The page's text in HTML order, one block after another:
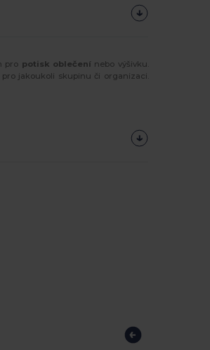
pro potisk oblečení nebo výšivku.
jakoukoli skupinu či organizaci.